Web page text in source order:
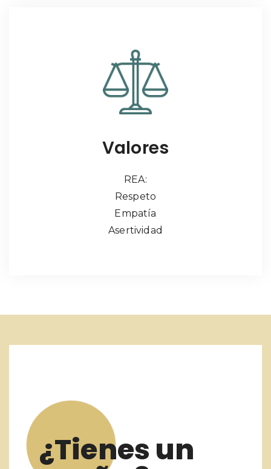
Valores
REA:
Respeto
Empatía
Asertividad
¿Tienes un